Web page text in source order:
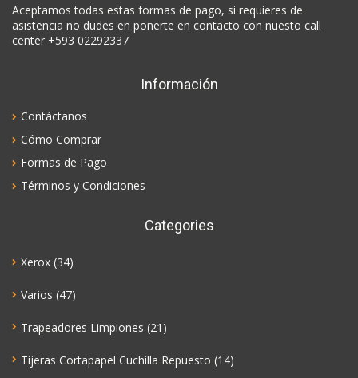
Aceptamos todas estas formas de pago, si requieres de
asistencia no dudes en ponerte en contacto con nuesto call
center +593 02292337
Información
Contáctanos
Cómo Comprar
Formas de Pago
Términos y Condiciones
Categories
Xerox (34)
Varios (47)
Trapeadores Limpiones (21)
Tijeras Cortapapel Cuchilla Repuesto (14)